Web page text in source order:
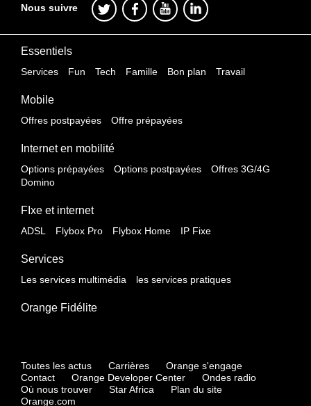
Nous suivre
Essentiels
Services Fun Tech Famille Bon plan Travail
Mobile
Offres postpayées Offre prépayées
Internet en mobilité
Options prépayées Options postpayées
Offres 3G/4G
Domino
FIxe et internet
ADSL Flybox Pro Flybox Home IP Fixe
Services
Les services multimédia les services pratiques
Orange Fidélite
Toutes les actus Carrières
Orange s'engage
Contact
Orange Developer Center
Ondes radio
Où nous trouver
Star Africa
Plan du site
Orange.com